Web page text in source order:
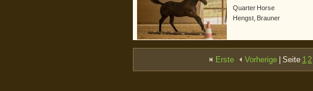
Quarter Horse
Hengst Brauner
Erste Vorherige | Seite 12